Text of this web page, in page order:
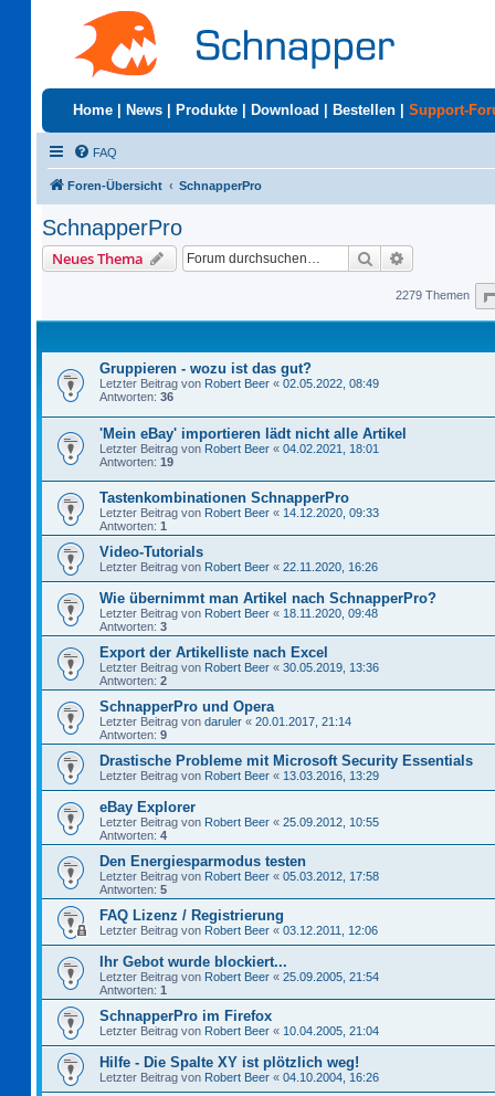
Home News Produkte Download Bestellen Support-
FAQ
Foren-Übersicht SchnapperPro
SchnapperPro
Neues Thema Suche
2279 Themen
Gruppieren - wozu ist das gut?
Letzter Beitrag von Robert Beer « 02.05.2022, 08:49
Antworten: 36
'Mein eBay' importieren lädt nicht alle Artikel
Letzter Beitrag von Robert Beer « 04.02.2021, 18:01
Antworten: 19
Tastenkombinationen SchnapperPro
Letzter Beitrag von Robert Beer « 14.12.2020, 09:33
Antworten: 1
Video-Tutorials
Letzter Beitrag von Robert Beer « 22.11.2020, 16:26
Wie übernimmt man Artikel nach SchnapperPro?
Letzter Beitrag von Robert Beer « 18.11.2020, 09:48
Antworten: 3
Export der Artikelliste nach Excel
Letzter Beitrag von Robert Beer « 30.05.2019, 13:36
Antworten: 2
SchnapperPro und Opera
Letzter Beitrag von daruler « 20.01.2017, 21:14
Antworten: 9
Drastische Probleme mit Microsoft Security Essentials
Letzter Beitrag von Robert Beer « 13.03.2016, 13:29
eBay Explorer
Letzter Beitrag von Robert Beer « 25.09.2012, 10:55
Antworten: 4
Den Energiesparmodus testen
Letzter Beitrag von Robert Beer « 05.03.2012, 17:58
Antworten: 5
FAQ Lizenz / Registrierung
Letzter Beitrag von Robert Beer « 03.12.2011, 12:06
Ihr Gebot wurde blockiert...
Letzter Beitrag von Robert Beer « 25.09.2005, 21:54
Antworten: 1
SchnapperPro im Firefox
Letzter Beitrag von Robert Beer « 10.04.2005, 21:04
Hilfe - Die Spalte XY ist plötzlich weg!
Letzter Beitrag von Robert Beer « 04.10.2004, 16:26